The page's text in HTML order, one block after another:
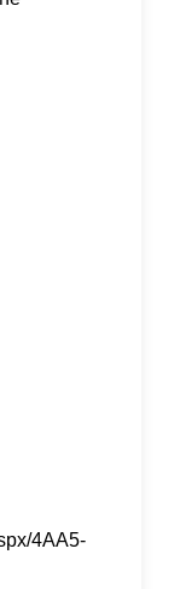
4AA5-